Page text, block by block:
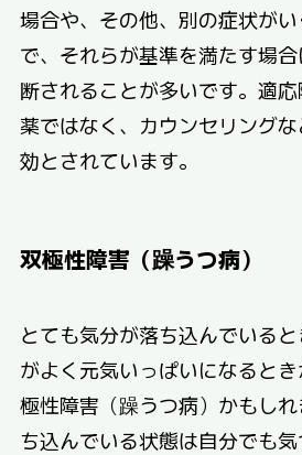
場合や、その他、別の症状が
で、それらが基準を満たす場
断されることが多いです。適応
薬ではなく、カウンセリング
効とされています。
双極性障害（躁うつ病）
とても気分が落ち込んでいる
がよく元気いっぱいになると
極性障害（躁うつ病）かもし
ち込んでいる状態は自分でも